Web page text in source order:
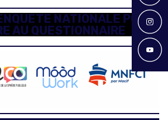
NATIONALE POUR
AU QUESTIONNAIRE